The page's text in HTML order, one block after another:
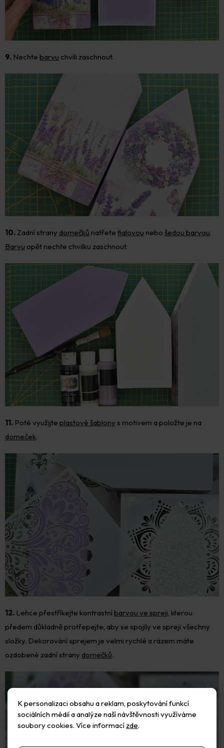
K personalizaci obsahu a reklam, poskytování funkcí
sociálních médií a analýze naší návštěvnosti využíváme
soubory cookies. Více informacízde.
9. Nechte barvu chvíli zaschnout.
10. Zadní strany domečků natřete fialovou nebo šedou barvou.
Barvu opět nechte chvilku zaschnout.
11. Poté využijte plastové šablony s motivem a položte je na
domeček.
12. Lehce přestříkejte kontrastníbarvou ve spreji , kterou
předem důkladně protřepejte, aby se spojily ve spreji všechny
složky. Dekorování sprejem je velmi rychlé a rázem máte
ozdobené zadní strany domečků.